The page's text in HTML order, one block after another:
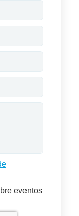
eventos